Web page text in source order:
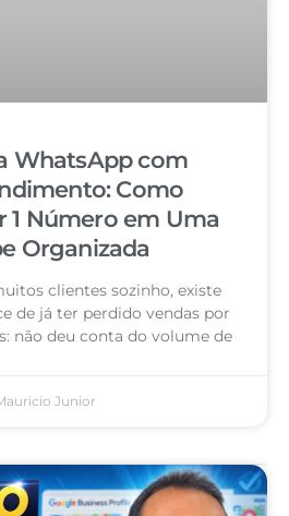
WhatsApp com
Como
1 Número em Uma
Organizada
clientes sozinho, existe
de já ter perdido vendas por
não deu conta do volume de
Junior